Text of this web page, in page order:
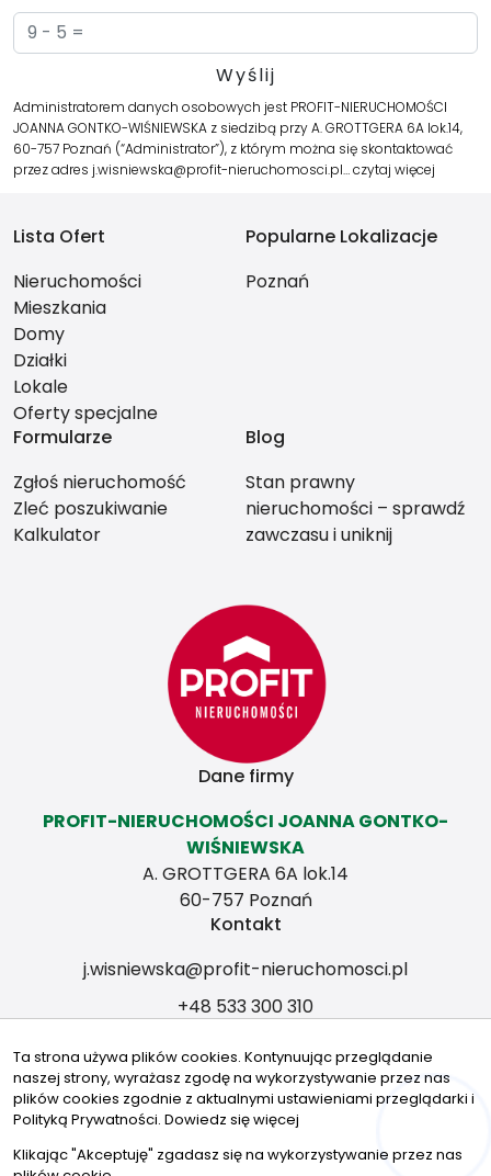
Administratorem danych osobowych jest PROFIT-NIERUCHOMOŚCI
JOANNA GONTKO-WIŚNIEWSKA z siedzibą przy A. GROTTGERA 6A lok.14,
60-757 Poznań (“Administrator”), z którym można się skontaktować
przez adres j.wisniewska@profit-nieruchomosci.pl…czytaj więcej
Lista Ofert
Nieruchomości
Mieszkania
Domy
Działki
Lokale
Oferty specjalne
Popularne Lokalizacje
Poznań
Formularze
Zgłoś nieruchomość
Zleć poszukiwanie
Kalkulator
Blog
Stan prawny
nieruchomości – sprawdź
zawczasu i uniknij
Dane firmy
PROFIT-NIERUCHOMOŚCI JOANNA GONTKO-
WIŚNIEWSKA
A. GROTTGERA 6A lok.14
60-757 Poznań
Kontakt
j.wisniewska@profit-nieruchomosci.pl
+48 533 300 310
© 2026 Wszystkie prawa zastrzeżone | Program dla biur
Ta strona używa plików cookies. Kontynuując przeglądanie
naszej strony, wyrażasz zgodę na wykorzystywanie przez nas
plików cookies zgodnie z aktualnymi ustawieniami przeglądarki i
Polityką Prywatności. Dowiedz się więcej
Klikając "Akceptuję" zgadasz się na wykorzystywanie przez nas
Hej! Chętnie Ci pomogę